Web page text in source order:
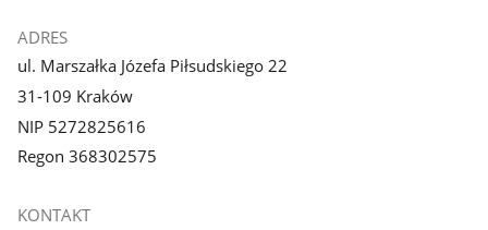
ADRES
ul. Marszałka Józefa Piłsudskiego 22
31-109 Kraków
NIP 5272825616
Regon 368302575
KONTAKT